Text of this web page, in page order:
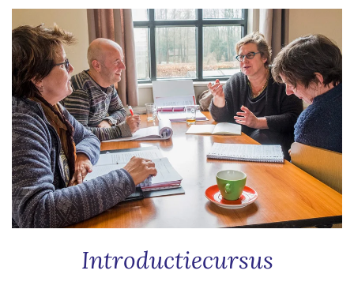
Introductiecursus